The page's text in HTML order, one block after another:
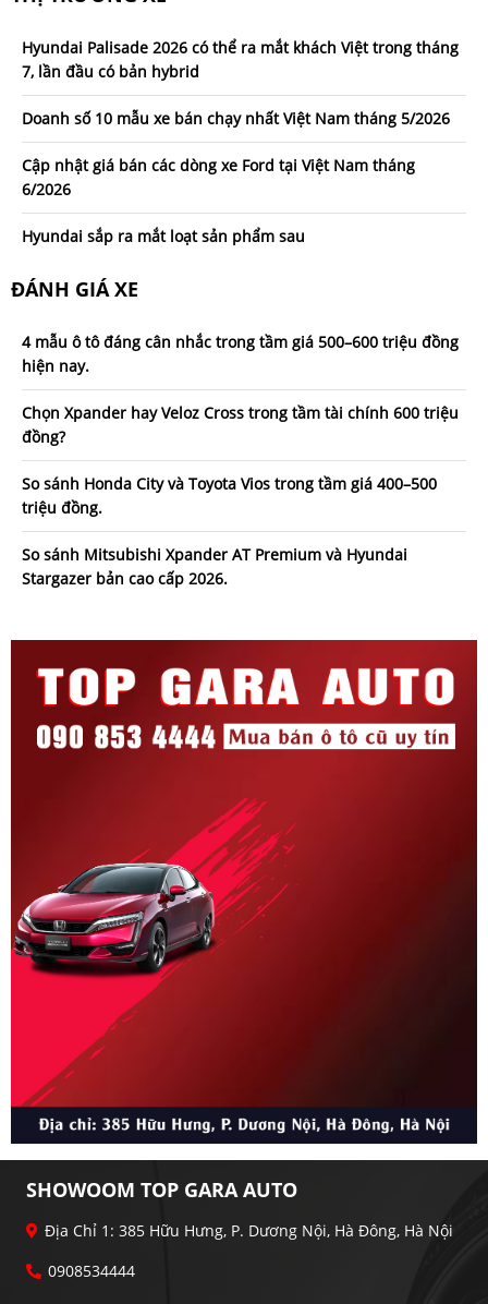
Hyundai Palisade 2026 có thể ra mắt khách Việt trong tháng
7, lần đầu có bản hybrid
Doanh số 10 mẫu xe bán chạy nhất Việt Nam tháng 5/2026
Cập nhật giá bán các dòng xe Ford tại Việt Nam tháng
6/2026
Hyundai sắp ra mắt loạt sản phẩm sau
ĐÁNH GIÁ XE
4 mẫu ô tô đáng cân nhắc trong tầm giá 500–600 triệu đồng
hiện nay.
Chọn Xpander hay Veloz Cross trong tầm tài chính 600 triệu
đồng?
So sánh Honda City và Toyota Vios trong tầm giá 400–500
triệu đồng.
So sánh Mitsubishi Xpander AT Premium và Hyundai
Stargazer bản cao cấp 2026.
SHOWOOM TOP GARA AUTO
Địa Chỉ 1: 385 Hữu Hưng, P. Dương Nội, Hà Đông, Hà Nội
0908534444